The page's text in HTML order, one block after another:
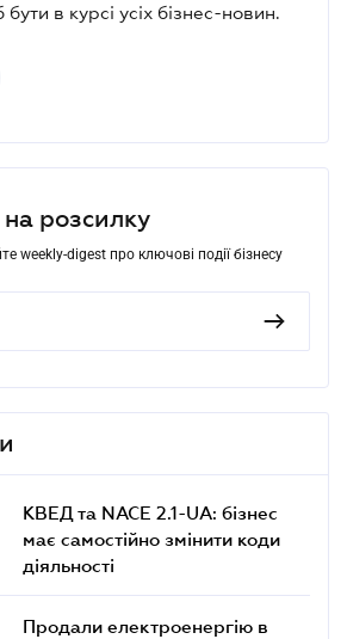
в курсі усіх бізнес-новин.
розсилку
weekly-digest про ключові події бізнесу
КВЕД та NACE 2.1-UA: бізнес
має самостійно змінити коди
діяльності
Продали електроенергію в